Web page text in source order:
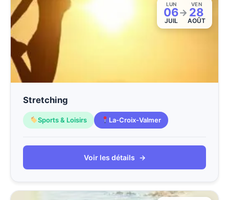
LUN
06
JUIL
→
VEN
28
AOÛT
Stretching
Sports & Loisirs La-Croix-Valmer
Voir les détails →